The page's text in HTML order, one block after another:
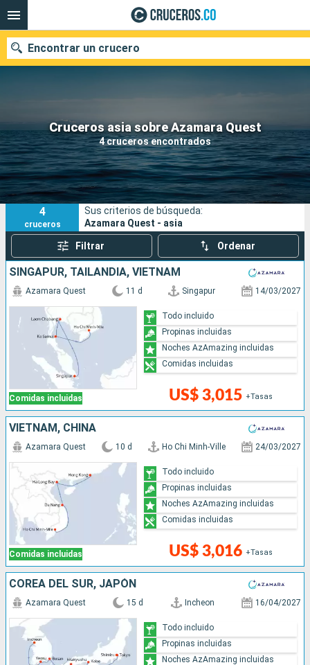
Cruceros asia sobre Azamara Quest
4 cruceros encontrados
Encontrar un crucero
Fecha de salida
Buscar
4
cruceros
Sus criterios de búsqueda:
Azamara Quest - asia
Filtrar Ordenar
SINGAPUR, TAILANDIA, VIETNAM
Comidas incluidas
Azamara Quest 11 d Singapur 14/03/2027
US$ 3,015 +Tasas
Todo incluido
Propinas incluidas
Noches AzAmazing incluidas
Comidas incluidas
VIETNAM, CHINA
Comidas incluidas
Azamara Quest 10 d Ho Chi Minh-Ville 24/03/2027
US$ 3,016 +Tasas
Todo incluido
Propinas incluidas
Noches AzAmazing incluidas
Comidas incluidas
COREA DEL SUR, JAPÓN
Azamara Quest 15 d Incheon 16/04/2027
Todo incluido
Propinas incluidas
Noches AzAmazing incluidas